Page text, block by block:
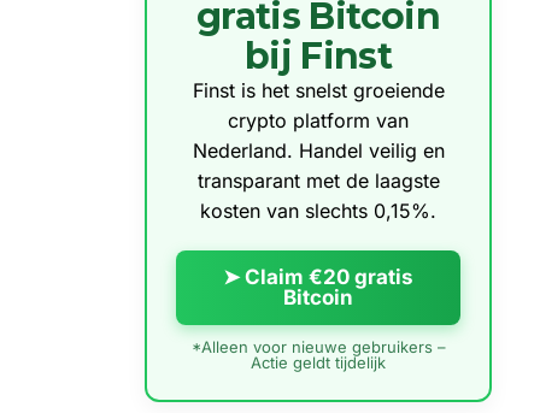
gratis Bitcoin
bij Finst
Finst is het snelst groeiende
crypto platform van
Nederland. Handel veilig en
transparant met de laagste
kosten van slechts 0,15%.
➤ Claim €20 gratis
Bitcoin
*Alleen voor nieuwe gebruikers –
Actie geldt tijdelijk